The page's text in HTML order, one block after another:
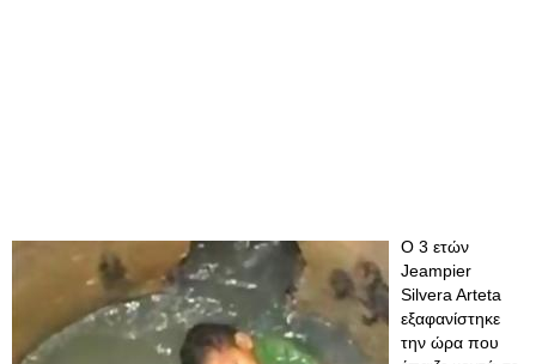
Ο 3 ετών
Jeampier
Silvera Arteta
εξαφανίστηκε
την ώρα που